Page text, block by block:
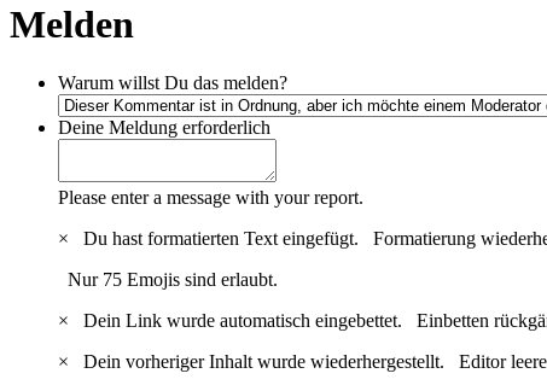
Melden
Warum willst Du das melden?
Deine Meldung erforderlich
Please enter a message with your report.
×
Du hast formatierten Text eingefügt. Formatierung
Nur 75 Emojis sind erlaubt.
×
Dein Link wurde automatisch eingebettet. Einbetten
×
Dein vorheriger Inhalt wurde wiederhergestellt. Editor